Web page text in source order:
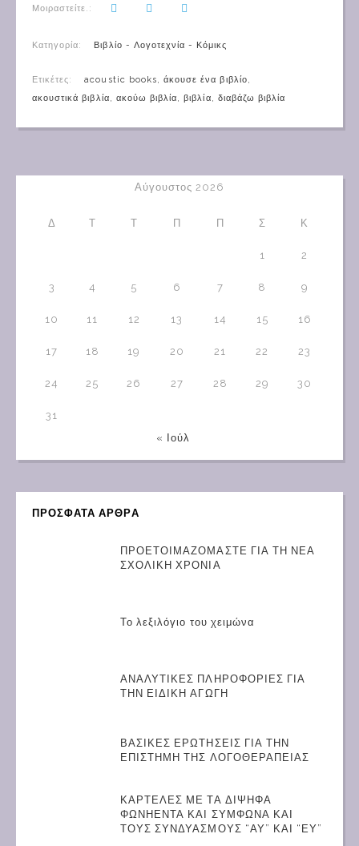
Μοιραστείτε.:
Κατηγορία: Βιβλίο - Λογοτεχνία - Κόμικς
Ετικέτες: acoustic books,άκουσε ένα βιβλίο,
ακουστικά βιβλία, ακούω βιβλία,βιβλία, διαβάζω βιβλία
Αύγουστος 2026
Δ Τ Τ Π Π Σ Κ
1 2
3 4 5 6 7 8 9
10 11 12 13 14 15 16
17 18 19 20 21 22 23
24 25 26 27 28 29 30
31
« Ιούλ
ΠΡΟΣΦΑΤΑ ΑΡΘΡΑ
ΠΡΟΕΤΟΙΜΑΖΟΜΑΣΤΕ ΓΙΑ ΤΗ ΝΕΑ
ΣΧΟΛΙΚΗ ΧΡΟΝΙΑ
Το λεξιλόγιο του χειμώνα
ΑΝΑΛΥΤΙΚΕΣ ΠΛΗΡΟΦΟΡΙΕΣ ΓΙΑ
ΤΗΝ ΕΙΔΙΚΗ ΑΓΩΓΗ
ΒΑΣΙΚΕΣ ΕΡΩΤΗΣΕΙΣ ΓΙΑ ΤΗΝ
ΕΠΙΣΤΗΜΗ ΤΗΣ ΛΟΓΟΘΕΡΑΠΕΙΑΣ
ΚΑΡΤΕΛΕΣ ΜΕ ΤΑ ΔΙΨΗΦΑ
ΦΩΝΗΕΝΤΑ ΚΑΙ ΣΥΜΦΩΝΑ ΚΑΙ
ΤΟΥΣ ΣΥΝΔΥΑΣΜΟΥΣ “ΑΥ” ΚΑΙ “ΕΥ”